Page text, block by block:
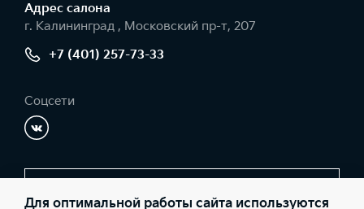
Адрес салонa
г. Калининград , Московский пр-т, 207
+7 (401) 257-73-33
Соцсети
Для оптимальной работы сайта используются